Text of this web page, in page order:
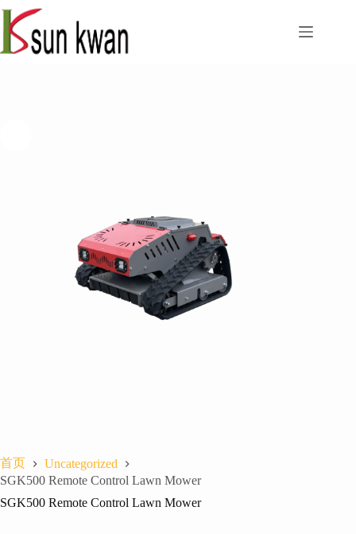
跳
过
容
首页
Uncategorized
SGK500 Remote Control Lawn Mower
SGK500 Remote Control Lawn Mower